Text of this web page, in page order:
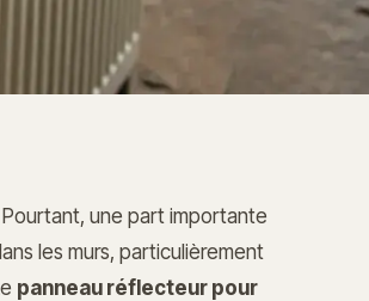
une part importante
les murs, particulièrement
panneau réflecteur pour